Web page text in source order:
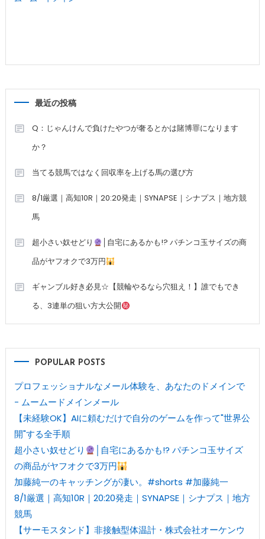
最近の投稿
Q：じゃんけんで負けたやつが奢るとかは賭博罪になります
か？
当てる競馬ではなく回収率を上げる馬の選び方
8/1厳選｜高知10R｜20:20発走｜SYNAPSE｜シナプス｜地方競
馬
超小さい奴せどり
│自宅にあるかも!? パチンコ玉サイズの商
品がヤフオクで3万円
ギャンブル好き必見☆【競輪やるなら穴狙え！】誰でもでき
る、3連単の狙い方大公開
POPULAR POSTS
プロフェッショナルなメール体験を、あなたのドメインで
- ムームードメインメール
【未経験OK】AIに頼むだけで自分のゲームを作って"世界公
開"する全手順
超小さい奴せどり
│自宅にあるかも!? パチンコ玉サイズ
の商品がヤフオクで3万円
加藤純一のキャッチングが凄い。#shorts #加藤純一
8/1厳選｜高知10R｜20:20発走｜SYNAPSE｜シナプス｜地方
競馬
【サーモスタンド】非接触型体温計・株式会社オーケンウ